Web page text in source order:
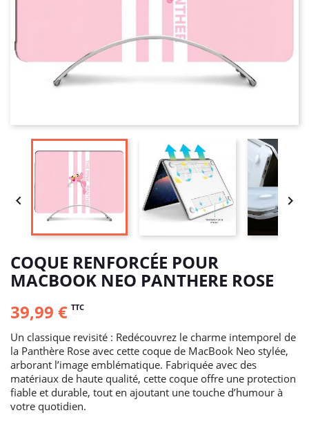
 
COQUE RENFORCÉE POUR
MACBOOK NEO PANTHERE ROSE
39,99 € TTC
Un classique revisité : Redécouvrez le charme intemporel de
la Panthère Rose avec cette coque de MacBook Neo stylée,
arborant l’image emblématique. Fabriquée avec des
matériaux de haute qualité, cette coque offre une protection
fiable et durable, tout en ajoutant une touche d’humour à
votre quotidien.